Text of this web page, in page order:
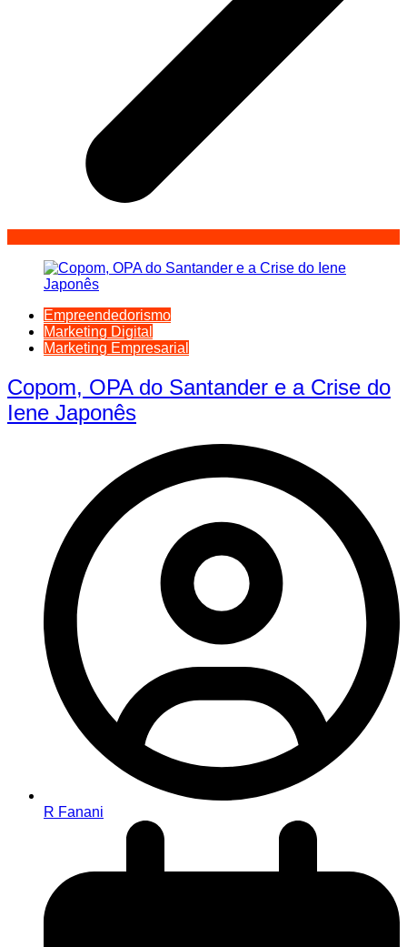
Empreendedorismo
Marketing Digital
Marketing Empresarial
Copom, OPA do Santander e a Crise do
Iene Japonês
R Fanani